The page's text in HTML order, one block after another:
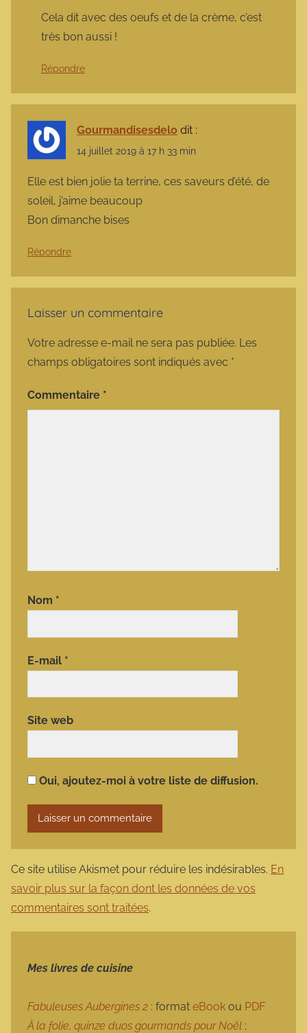
Cela dit avec des oeufs et de la crème, c’est
très bon aussi !
Répondre
Gourmandisesdelo dit :
14 juillet 2019 à 17 h 33 min
Elle est bien jolie ta terrine, ces saveurs d’été, de
soleil, j’aime beaucoup
Bon dimanche bises
Répondre
Laisser un commentaire
Votre adresse e-mail ne sera pas publiée. Les
champs obligatoires sont indiqués avec *
Commentaire *
Nom *
E-mail *
Site web
Oui, ajoutez-moi à votre liste de diffusion.
Ce site utilise Akismet pour réduire les indésirables. En
savoir plus sur la façon dont les données de vos
commentaires sont traitées.
Mes livres de cuisine
Fabuleuses Aubergines 2 : format eBook ou PDF
À la folie, quinze duos gourmands pour Noël :